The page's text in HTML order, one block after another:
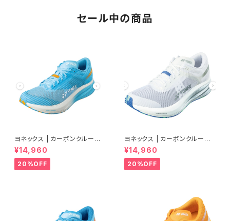
セール中の商品
ヨネックス | カーボンクルーズ
エアラス | セルリアンブルー |
Women
¥14,960
20%OFF
ヨネックス | カーボンクルーズ
エアラス | クールホワイト | Wo
men
¥14,960
20%OFF